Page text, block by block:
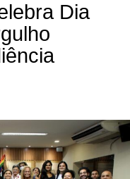
Dia